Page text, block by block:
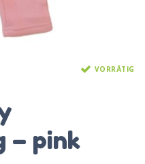
VORRÄTIG
– pink